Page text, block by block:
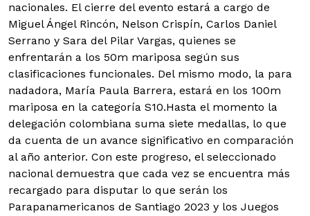
nacionales. El cierre del evento estará a cargo de
Miguel Ángel Rincón, Nelson Crispín, Carlos Daniel
Serrano y Sara del Pilar Vargas, quienes se
enfrentarán a los 50m mariposa según sus
clasificaciones funcionales. Del mismo modo, la para
nadadora, María Paula Barrera, estará en los 100m
mariposa en la categoría S10.Hasta el momento la
delegación colombiana suma siete medallas, lo que
da cuenta de un avance significativo en comparación
al año anterior. Con este progreso, el seleccionado
nacional demuestra que cada vez se encuentra más
recargado para disputar lo que serán los
Parapanamericanos de Santiago 2023 y los Juegos